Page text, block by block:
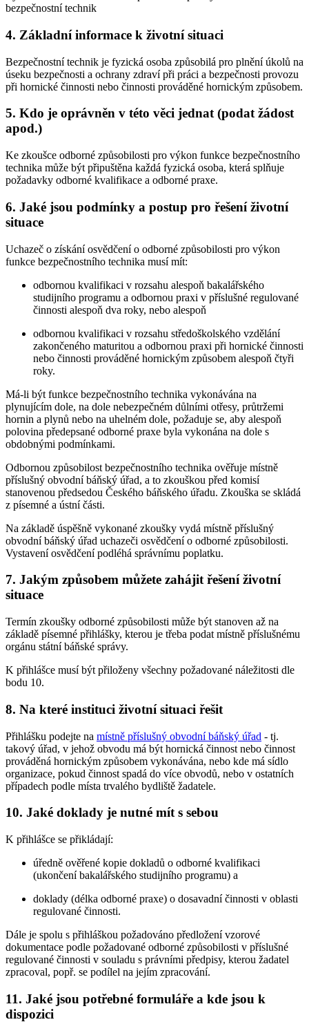
bezpečnostní technik
4. Základní informace k životní situaci
Bezpečnostní technik je fyzická osoba způsobilá pro plnění úkolů na
úseku bezpečnosti a ochrany zdraví při práci a bezpečnosti provozu
při hornické činnosti nebo činnosti prováděné hornickým způsobem.
5. Kdo je oprávněn v této věci jednat (podat žádost
apod.)
Ke zkoušce odborné způsobilosti pro výkon funkce bezpečnostního
technika může být připuštěna každá fyzická osoba, která splňuje
požadavky odborné kvalifikace a odborné praxe.
6. Jaké jsou podmínky a postup pro řešení životní
situace
Uchazeč o získání osvědčení o odborné způsobilosti pro výkon
funkce bezpečnostního technika musí mít:
odbornou kvalifikaci v rozsahu alespoň bakalářského
studijního programu a odbornou praxi v příslušné regulované
činnosti alespoň dva roky, nebo alespoň
odbornou kvalifikaci v rozsahu středoškolského vzdělání
zakončeného maturitou a odbornou praxi při hornické činnosti
nebo činnosti prováděné hornickým způsobem alespoň čtyři
roky.
Má-li být funkce bezpečnostního technika vykonávána na
plynujícím dole, na dole nebezpečném důlními otřesy, průtržemi
hornin a plynů nebo na uhelném dole, požaduje se, aby alespoň
polovina předepsané odborné praxe byla vykonána na dole s
obdobnými podmínkami.
Odbornou způsobilost bezpečnostního technika ověřuje místně
příslušný obvodní báňský úřad, a to zkouškou před komisí
stanovenou předsedou Českého báňského úřadu. Zkouška se skládá
z písemné a ústní části.
Na základě úspěšně vykonané zkoušky vydá místně příslušný
obvodní báňský úřad uchazeči osvědčení o odborné způsobilosti.
Vystavení osvědčení podléhá správnímu poplatku.
7. Jakým způsobem můžete zahájit řešení životní
situace
Termín zkoušky odborné způsobilosti může být stanoven až na
základě písemné přihlášky, kterou je třeba podat místně příslušnému
orgánu státní báňské správy.
K přihlášce musí být přiloženy všechny požadované náležitosti dle
bodu 10.
8. Na které instituci životní situaci řešit
Přihlášku podejte na místně příslušný obvodní báňský úřad - tj.
takový úřad, v jehož obvodu má být hornická činnost nebo činnost
prováděná hornickým způsobem vykonávána, nebo kde má sídlo
organizace, pokud činnost spadá do více obvodů, nebo v ostatních
případech podle místa trvalého bydliště žadatele.
10. Jaké doklady je nutné mít s sebou
K přihlášce se přikládají:
úředně ověřené kopie dokladů o odborné kvalifikaci
(ukončení bakalářského studijního programu) a
doklady (délka odborné praxe) o dosavadní činnosti v oblasti
regulované činnosti.
Dále je spolu s přihláškou požadováno předložení vzorové
dokumentace podle požadované odborné způsobilosti v příslušné
regulované činnosti v souladu s právními předpisy, kterou žadatel
zpracoval, popř. se podílel na jejím zpracování.
11. Jaké jsou potřebné formuláře a kde jsou k
dispozici